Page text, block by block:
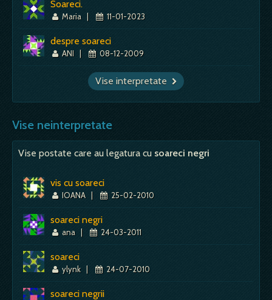
Soareci.
Maria | 11-01-2023
despre soareci
ANI | 08-12-2009
Vise interpretate
Vise neinterpretate
Vise postate care au legatura cu soareci negri
vis cu soareci
IOANA | 25-02-2010
soareci negri
ana | 24-03-2011
soareci
ylynk | 24-07-2010
soareci negrii